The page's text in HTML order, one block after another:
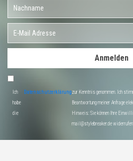
Anmelden
Ich
habe
die
Datenschutzerklärungzur Kenntnis genommen. Ich
Beantwortung meiner Anfrage
Hinweis: Sie können Ihre
mail@stylebreaker.de widerrufen